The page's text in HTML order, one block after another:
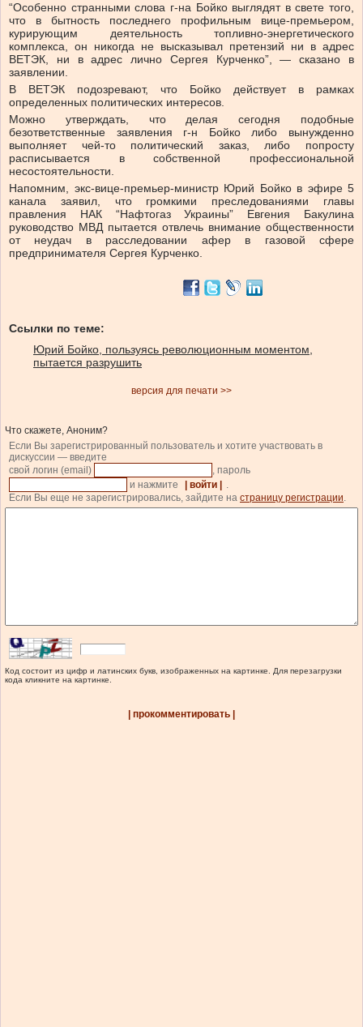
“Особенно странными слова г-на Бойко выглядят в свете того,
что в бытность последнего профильным вице-премьером,
курирующим деятельность топливно-энергетического
комплекса, он никогда не высказывал претензий ни в адрес
ВЕТЭК, ни в адрес лично Сергея Курченко”, — сказано в
заявлении.
В ВЕТЭК подозревают, что Бойко действует в рамках
определенных политических интересов.
Можно утверждать, что делая сегодня подобные
безответственные заявления г-н Бойко либо вынужденно
выполняет чей-то политический заказ, либо попросту
расписывается в собственной профессиональной
несостоятельности.
Напомним, экс-вице-премьер-министр Юрий Бойко в эфире 5
канала заявил, что громкими преследованиями главы
правления НАК “Нафтогаз Украины” Евгения Бакулина
руководство МВД пытается отвлечь внимание общественности
от неудач в расследовании афер в газовой сфере
предпринимателя Сергея Курченко.
Ссылки по теме:
Юрий Бойко, пользуясь революционным моментом,
пытается разрушить
версия для печати >>
Что скажете, Аноним?
Если Вы зарегистрированный пользователь и хотите участвовать в
дискуссии — введите
свой логин (email)
, пароль
и нажмите
| войти |
.
Если Вы еще не зарегистрировались, зайдите на страницу регистрации.
Код состоит из цифр и латинских букв, изображенных на картинке. Для перезагрузки
кода кликните на картинке.
| прокомментировать |